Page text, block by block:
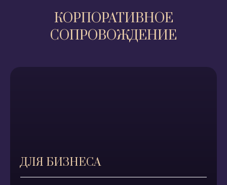
КОРПОРАТИВНОЕ
СОПРОВОЖДЕНИЕ
ДЛЯ БИЗНЕСА